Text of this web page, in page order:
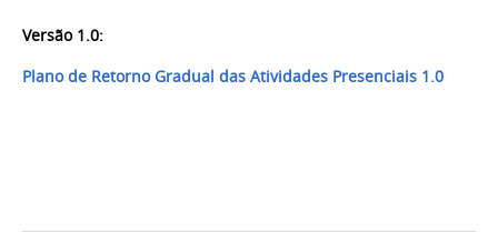
Versão 1.0:
Plano de Retorno Gradual das Atividades Presenciais 1.0